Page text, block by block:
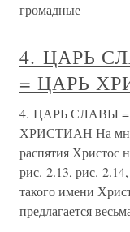
громадные
4. ЦАРЬ
= ЦАРЬ
4. ЦАРЬ СЛАВЫ
ХРИСТИАН На
распятия Христос
рис. 2.13, рис.
такого имени
предлагается